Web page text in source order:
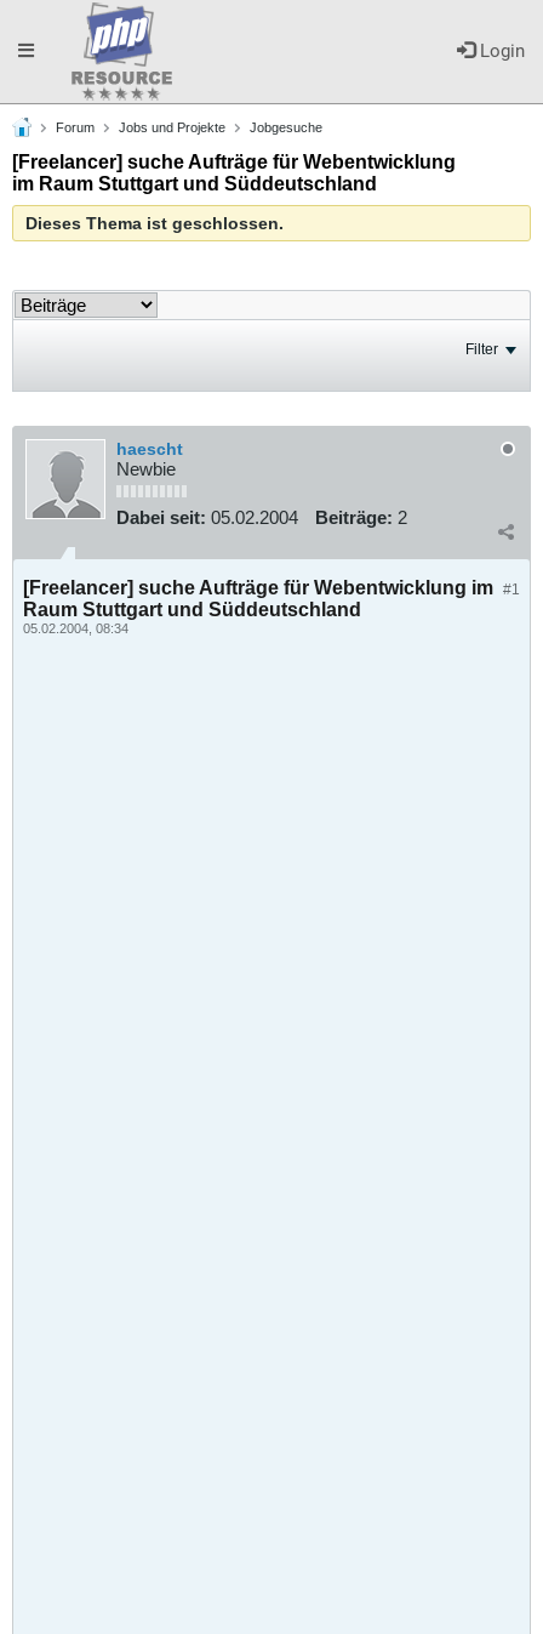
Login
Toggle
navigation
Forum Jobs und Projekte Jobgesuche
[Freelancer] suche Aufträge für Webentwicklung
im Raum Stuttgart und Süddeutschland
Dieses Thema ist geschlossen.
Filter
haescht
Newbie
Dabei seit: 05.02.2004 Beiträge: 2
#1
[Freelancer] suche Aufträge für Webentwicklung im
Raum Stuttgart und Süddeutschland
05.02.2004, 08:34